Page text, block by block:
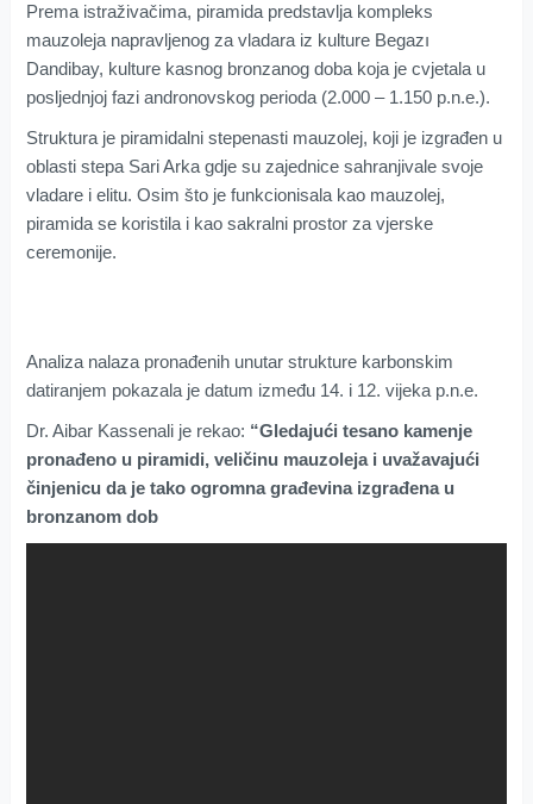
Prema istraživačima, piramida predstavlja kompleks
mauzoleja napravljenog za vladara iz kulture Begazı
Dandibay, kulture kasnog bronzanog doba koja je cvjetala u
posljednjoj fazi andronovskog perioda (2.000 – 1.150 p.n.e.).
Struktura je piramidalni stepenasti mauzolej, koji je izgrađen u
oblasti stepa Sari Arka gdje su zajednice sahranjivale svoje
vladare i elitu. Osim što je funkcionisala kao mauzolej,
piramida se koristila i kao sakralni prostor za vjerske
ceremonije.
Analiza nalaza pronađenih unutar strukture karbonskim
datiranjem pokazala je datum između 14. i 12. vijeka p.n.e.
Dr. Aibar Kassenali je rekao: “Gledajući tesano kamenje
pronađeno u piramidi, veličinu mauzoleja i uvažavajući
činjenicu da je tako ogromna građevina izgrađena u
bronzanom dob